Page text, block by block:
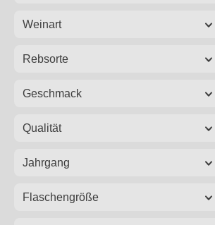
Weinart
Rebsorte
Geschmack
Qualität
Jahrgang
Flaschengröße